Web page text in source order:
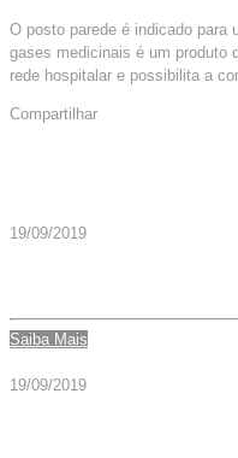
O posto parede é indicado para
gases medicinais é um produto
rede hospitalar e possibilita a
Compartilhar
19/09/2019
Saiba Mais
19/09/2019